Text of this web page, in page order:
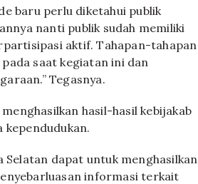
baru perlu diketahui publik
nanti publik sudah memiliki
aktif. Tahapan-tahapan
saat kegiatan ini dan
Tegasnya.
hasil-hasil kebijakab
Selatan dapat untuk menghasilkan
informasi terkait